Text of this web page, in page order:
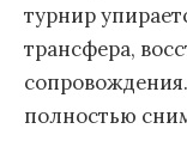
турнир
трансфера,
полностью